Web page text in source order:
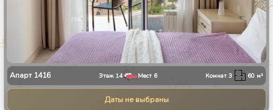
Апарт 1416 Этаж 14 Мест 6 Комнат3 60 м²
Даты не выбраны